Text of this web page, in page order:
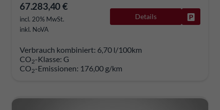
67.283,40 €
incl. 20% MwSt.
inkl. NoVA
Details
Verbrauch kombiniert: 6,70 l/100km
CO2-Klasse: G
CO2-Emissionen: 176,00 g/km